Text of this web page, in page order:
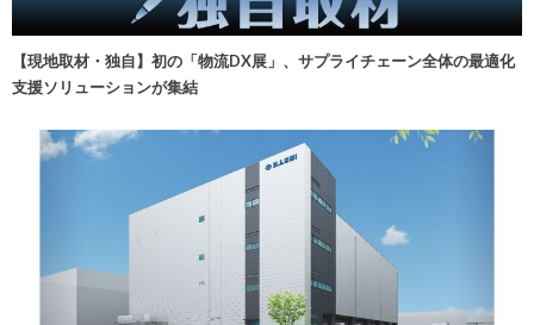
【現地取材・独自】初の「物流DX展」、サプライチェーン全体の最適化
支援ソリューションが集結